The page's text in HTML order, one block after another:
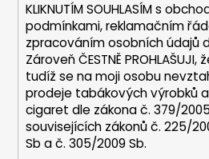
KLIKNUTÍM SOUHLASÍM s
podmínkami,reklamačním
zpracováním osobních údajů
Zároveň ČESTNĚ
tudíž se na moji osobu
prodeje tabákových výrobků
cigaret dle zákona č. 379/
souvisejících zákonů č. 225/
Sb a č. 305/2009 Sb.